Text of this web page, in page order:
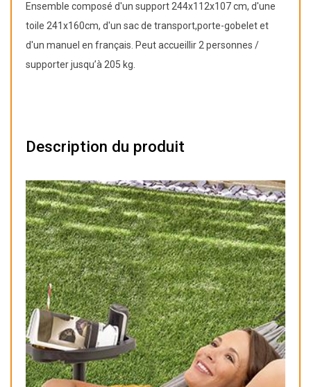
Ensemble composé d'un support 244x112x107 cm, d'une
toile 241x160cm, d'un sac de transport,porte-gobelet et
d'un manuel en français. Peut accueillir 2 personnes /
supporter jusqu’à 205 kg.
Description du produit